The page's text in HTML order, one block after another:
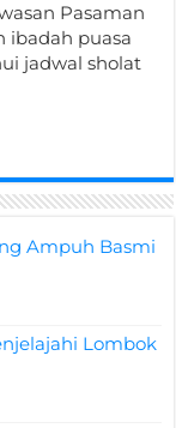
Pasaman
ibadah puasa
jadwal sholat
Ampuh Basmi
Lombok